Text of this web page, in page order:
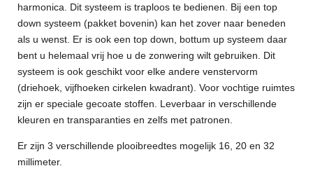
harmonica. Dit systeem is traploos te bedienen. Bij een top
down systeem (pakket bovenin) kan het zover naar beneden
als u wenst. Er is ook een top down, bottum up systeem daar
bent u helemaal vrij hoe u de zonwering wilt gebruiken. Dit
systeem is ook geschikt voor elke andere venstervorm
(driehoek, vijfhoeken cirkelen kwadrant). Voor vochtige ruimtes
zijn er speciale gecoate stoffen. Leverbaar in verschillende
kleuren en transparanties en zelfs met patronen.
Er zijn 3 verschillende plooibreedtes mogelijk 16, 20 en 32
millimeter.